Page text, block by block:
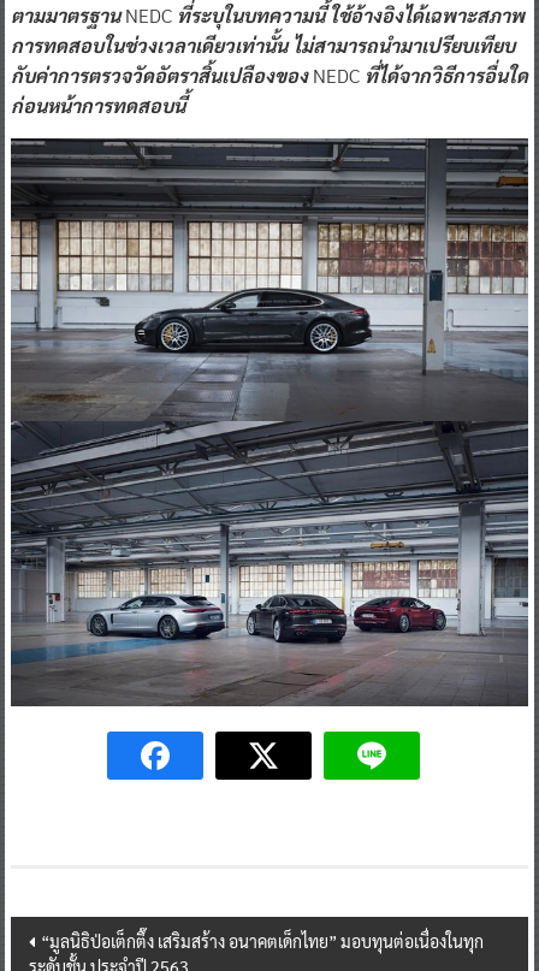
ตามมาตรฐานNEDC ที่ระบุในบทความนี้ ใช้อ้างอิงได้เฉพาะสภาพ
การทดสอบในช่วงเวลาเดียวเท่านั้น ไม่สามารถนำมาเปรียบเทียบ
กับค่าการตรวจวัดอัตราสิ้นเปลืองของNEDC ที่ได้จากวิธีการอื่นใด
ก่อนหน้าการทดสอบนี้
Post
“มูลนิธิป่อเต็กตึ๊ง เสริมสร้าง อนาคตเด็กไทย” มอบทุนต่อเนื่องในทุก
ระดับชั้น ประจำปี 2563